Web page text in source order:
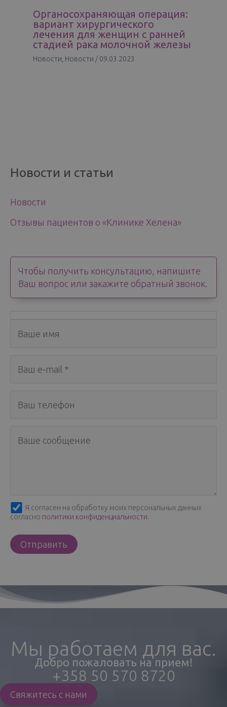
Новости и статьи
Новости
Отзывы пациентов о «Клинике Хелена»
Чтобы получить консультацию, напишите
Ваш вопрос или закажите обратный звонок.
Я согласен на обработку моих персональных данных
согласно политики конфиденциальности.
Органосохраняющая операция:
вариант хирургического
лечения для женщин с ранней
стадией рака молочной железы
Новости Новости / 09.03.2023
Мы работаем для вас.
Добро пожаловать на прием!
+358 50 570 8720
Свяжитесь с нами